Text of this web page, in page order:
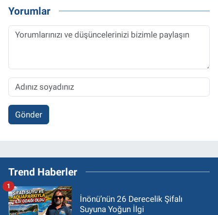
Yorumlar
Gönder
Trend Haberler
İnönü’nün 26 Derecelik Şifalı
Suyuna Yoğun İlgi
1